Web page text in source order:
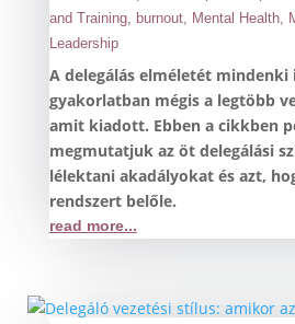
and Training, burnout, Mental Health,
Leadership
A delegálás elméletét mindenki
gyakorlatban mégis a legtöbb
amit kiadott. Ebben a cikkben
megmutatjuk az öt delegálási
lélektani akadályokat és azt,
rendszert belőle.
read more...